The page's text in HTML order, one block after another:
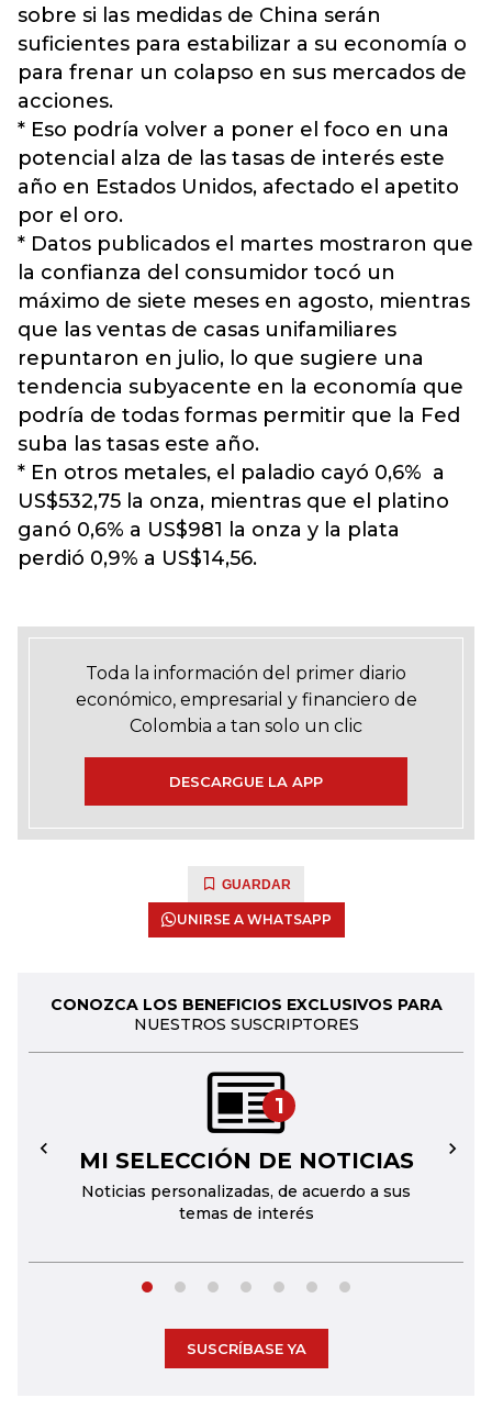
sobre si las medidas de China serán
suficientes para estabilizar a su economía o
para frenar un colapso en sus mercados de
acciones.
* Eso podría volver a poner el foco en una
potencial alza de las tasas de interés este
año en Estados Unidos, afectado el apetito
por el oro.
* Datos publicados el martes mostraron que
la confianza del consumidor tocó un
máximo de siete meses en agosto, mientras
que las ventas de casas unifamiliares
repuntaron en julio, lo que sugiere una
tendencia subyacente en la economía que
podría de todas formas permitir que la Fed
suba las tasas este año.
* En otros metales, el paladio cayó 0,6% a
US$532,75 la onza, mientras que el platino
ganó 0,6% a US$981 la onza y la plata
perdió 0,9% a US$14,56.
Toda la información del primer diario
económico, empresarial y financiero de
Colombia a tan solo un clic
DESCARGUE LA APP
GUARDAR
UNIRSE A WHATSAPP
CONOZCA LOS BENEFICIOS EXCLUSIVOS PARA
NUESTROS SUSCRIPTORES
1
MI SELECCIÓN DE NOTICIAS
Noticias personalizadas, de acuerdo a sus
temas de interés
← →
SUSCRÍBASE YA